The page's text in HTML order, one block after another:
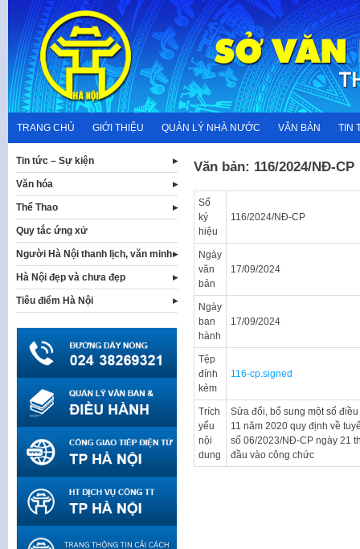
content
TRANG CHỦ GIỚI THIỆU QUẢN LÝ NHÀ NƯỚC VĂN BẢN TIN
Văn bản: 116/2024/NĐ-CP
Số
ký
hiệu
116/2024/NĐ-CP
Ngày
văn
bản
17/09/2024
Ngày
ban
hành
17/09/2024
Tệp
đính
kèm
116-cp.signed
Trích
yếu
nội
dung
Sửa đổi, bổ sung một số
11 năm 2020 quy định về
số 06/2023/NĐ-CP ngày 21
đầu vào công chức
Tin tức – Sự kiện
Văn hóa
Thể Thao
Quy tắc ứng xử
Người Hà Nội thanh lịch, văn minh
Hà Nội đẹp và chưa đẹp
Tiêu điểm Hà Nội